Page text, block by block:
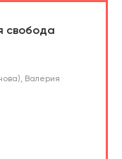
свобода
, Валерия